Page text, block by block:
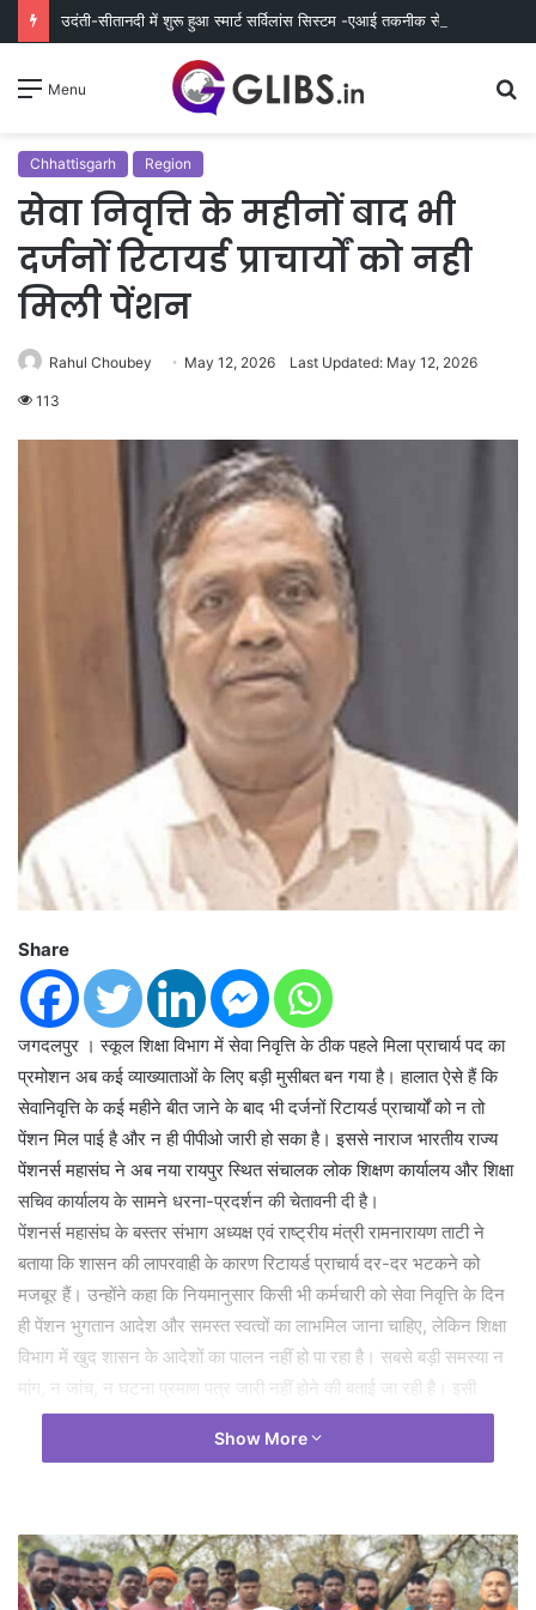
Menu
Chhattisgarh Region
सेवा निवृत्ति के महीनों बाद भी
दर्जनों रिटायर्ड प्राचार्यों को नही
मिली पेंशन
Rahul Choubey May 12, 2026 Last Updated: May 12, 2026
113
Share
जगदलपुर । स्कूल शिक्षा विभाग में सेवा निवृत्ति के ठीक पहले मिला प्राचार्य पद का
प्रमोशन अब कई व्याख्याताओं के लिए बड़ी मुसीबत बन गया है। हालात ऐसे हैं कि
सेवानिवृत्ति के कई महीने बीत जाने के बाद भी दर्जनों रिटायर्ड प्राचार्यों को न तो
पेंशन मिल पाई है और न ही पीपीओ जारी हो सका है। इससे नाराज भारतीय राज्य
पेंशनर्स महासंघ ने अब नया रायपुर स्थित संचालक लोक शिक्षण कार्यालय और शिक्षा
सचिव कार्यालय के सामने धरना-प्रदर्शन की चेतावनी दी है।
पेंशनर्स महासंघ के बस्तर संभाग अध्यक्ष एवं राष्ट्रीय मंत्री रामनारायण ताटी ने
बताया कि शासन की लापरवाही के कारण रिटायर्ड प्राचार्य दर-दर भटकने को
मजबूर हैं। उन्होंने कहा कि नियमानुसार किसी भी कर्मचारी को सेवा निवृत्ति के दिन
ही पेंशन भुगतान आदेश और समस्त स्वत्वों का लाभमिल जाना चाहिए, लेकिन शिक्षा
विभाग में खुद शासन के आदेशों का पालन नहीं हो पा रहा है। सबसे बड़ी समस्या न
मांग, न जांच, न घटना प्रमाण पत्र जारी नहीं होने की बताई जा रही है। इसी
दस्तावेज के अभाव में संयुक्त संचालक कोष लेखा कार्यालय से पीपीओ जारी नहीं हो
कार्यालय के सामने धरना-प्रदर्शन किया जाएगा। मांग करने वालों में आर एन ताटी,
किशोर जाधव, अब्दुल सत्तार खान, शिव कुमार मिश्रा, रमापति दुबे, एल.एस. नाग,
पी एस. ठाकुर, बी एस नेताम, अनिता राज, करमजीत कौर, कविता बिजौलिया,
Show More